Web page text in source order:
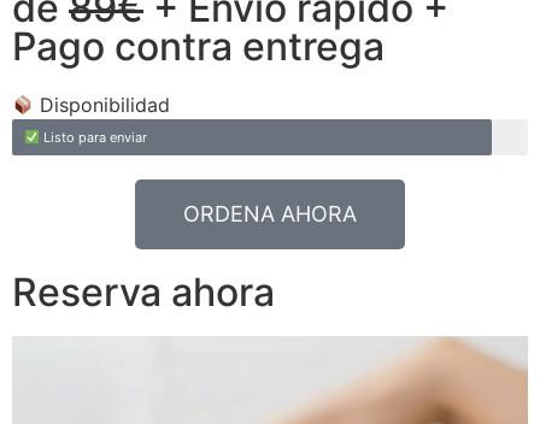
Pago contra entrega
Disponibilidad
Listo para enviar
ORDENA AHORA
Reserva ahora